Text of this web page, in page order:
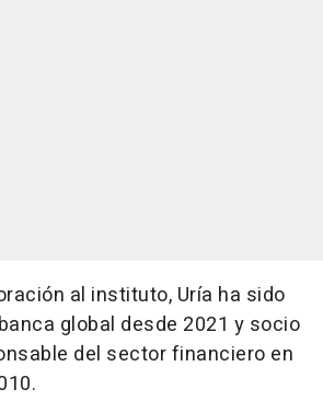
al instituto, Uría ha sido
global desde 2021 y socio
del sector financiero en